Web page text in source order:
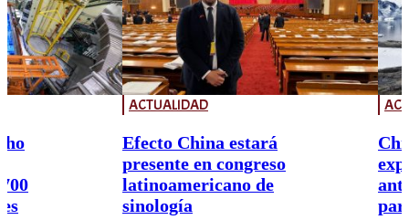
ACTUALIDAD
Efecto China estará
presente en congreso
latinoamericano de
sinología